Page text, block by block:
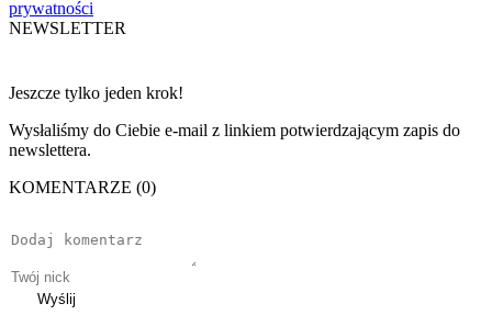
prywatności
NEWSLETTER
Jeszcze tylko jeden krok!
Wysłaliśmy do Ciebie e-mail z linkiem potwierdzającym zapis do
newslettera.
KOMENTARZE (0)
Wyślij